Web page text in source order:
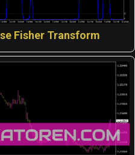
Fisher Transform